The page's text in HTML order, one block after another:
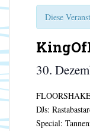
n
Diese
30.
DJs:
Special: